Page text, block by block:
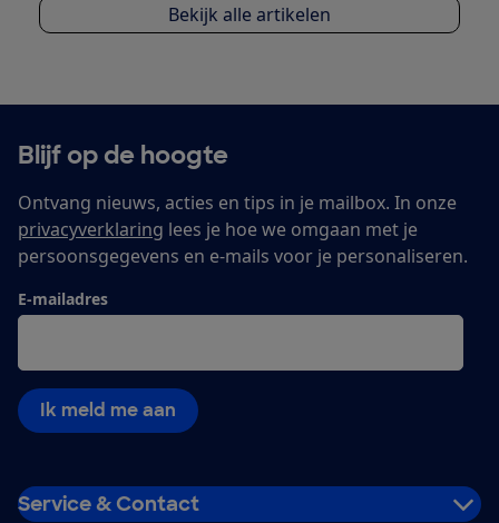
Bekijk alle artikelen
Blijf op de hoogte
Ontvang nieuws, acties en tips in je mailbox. In onze
privacyverklaring lees je hoe we omgaan met je
persoonsgegevens en e-mails voor je personaliseren.
E-mailadres
Ik meld me aan
Service & Contact